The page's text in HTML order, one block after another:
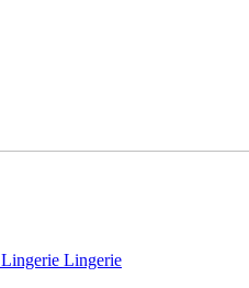
Lingerie Lingerie